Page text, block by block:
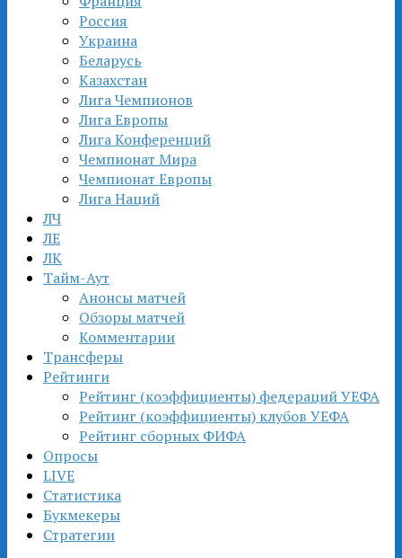
Россия
Украина
Беларусь
Казахстан
Лига Чемпионов
Лига Европы
Лига Конференций
Чемпионат Мира
Чемпионат Европы
Лига Наций
ЛЧ
ЛЕ
ЛК
Тайм-Аут
Анонсы матчей
Обзоры матчей
Комментарии
Трансферы
Рейтинги
Рейтинг (коэффициенты) федераций УЕФА
Рейтинг (коэффициенты) клубов УЕФА
Рейтинг сборных ФИФА
Опросы
LIVE
Статистика
Букмекеры
Стратегии